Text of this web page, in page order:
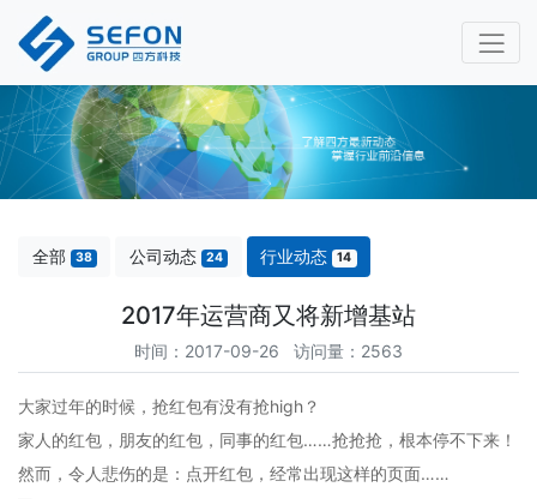
全部 38 公司动态 24 行业动态 14
2017年运营商又将新增基站
时间：2017-09-26 访问量：2563
大家过年的时候，抢红包有没有抢high？
家人的红包，朋友的红包，同事的红包……抢抢抢，根本停不下来！
然而，令人悲伤的是：点开红包，经常出现这样的页面……